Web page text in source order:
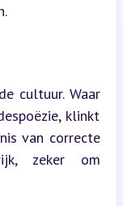
cultuur. Waar
klinkt
van correcte
zeker om